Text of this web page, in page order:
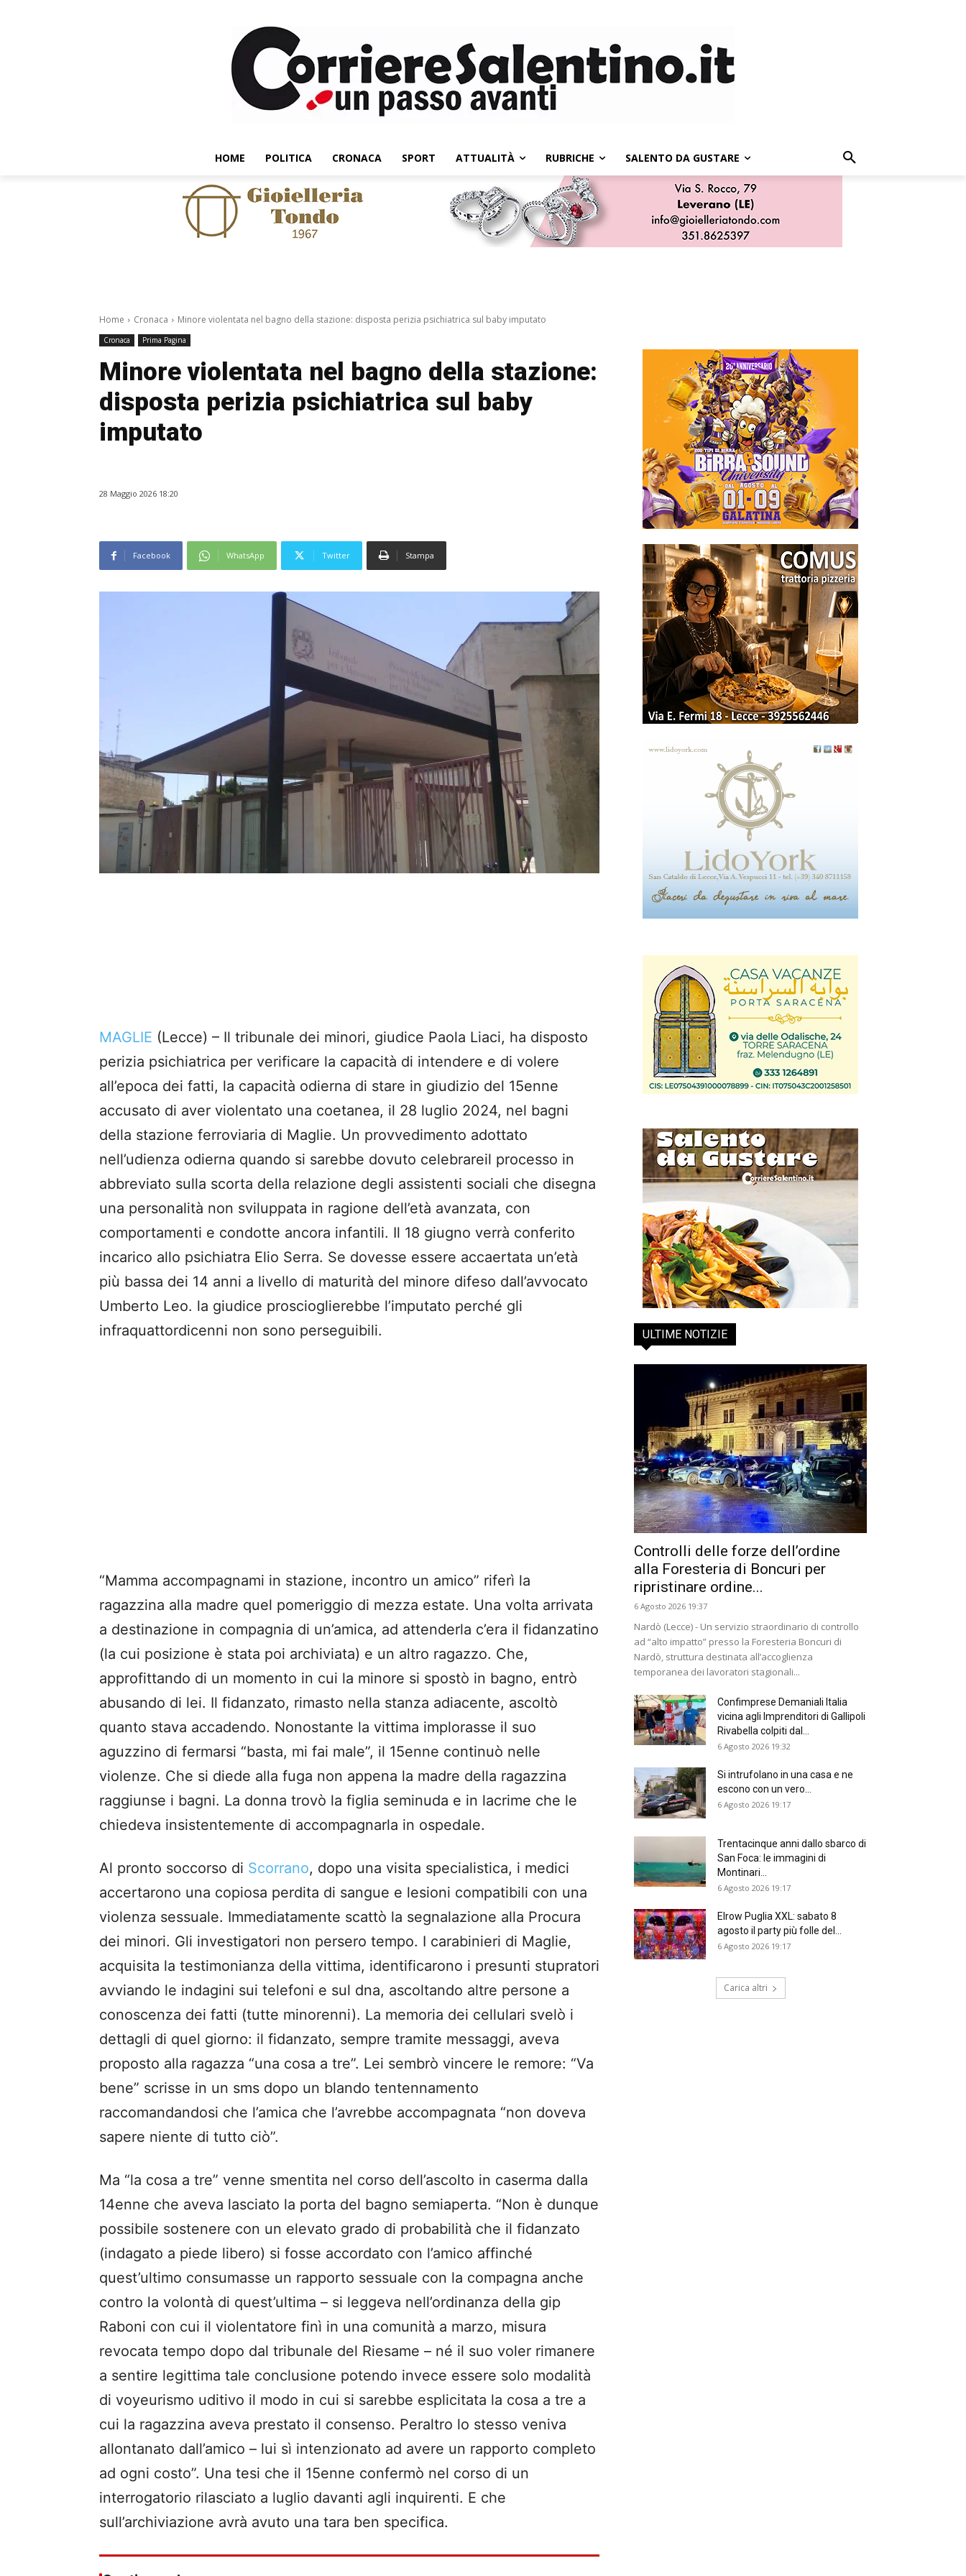
HOME POLITICA CRONACA SPORT ATTUALITÀ RUBRICHE SALENTO DA GUSTARE
Home Cronaca Minore violentata nel bagno della stazione: disposta perizia psichiatrica sul baby imputato
Cronaca Prima Pagina
Minore violentata nel bagno della stazione:
disposta perizia psichiatrica sul baby
imputato
28 Maggio 2026 18:20
Facebook WhatsApp Twitter Stampa
MAGLIE (Lecce) – Il tribunale dei minori, giudice Paola Liaci, ha disposto
perizia psichiatrica per verificare la capacità di intendere e di volere
all’epoca dei fatti, la capacità odierna di stare in giudizio del 15enne
accusato di aver violentato una coetanea, il 28 luglio 2024, nel bagni
della stazione ferroviaria di Maglie. Un provvedimento adottato
nell’udienza odierna quando si sarebbe dovuto celebrareil processo in
abbreviato sulla scorta della relazione degli assistenti sociali che disegna
una personalità non sviluppata in ragione dell’età avanzata, con
comportamenti e condotte ancora infantili. Il 18 giugno verrà conferito
incarico allo psichiatra Elio Serra. Se dovesse essere accaertata un’età
più bassa dei 14 anni a livello di maturità del minore difeso dall’avvocato
Umberto Leo. la giudice proscioglierebbe l’imputato perché gli
infraquattordicenni non sono perseguibili.
“Mamma accompagnami in stazione, incontro un amico” riferì la
ragazzina alla madre quel pomeriggio di mezza estate. Una volta arrivata
a destinazione in compagnia di un’amica, ad attenderla c’era il fidanzatino
(la cui posizione è stata poi archiviata) e un altro ragazzo. Che,
approfittando di un momento in cui la minore si spostò in bagno, entrò
abusando di lei. Il fidanzato, rimasto nella stanza adiacente, ascoltò
quanto stava accadendo. Nonostante la vittima implorasse il suo
aguzzino di fermarsi “basta, mi fai male”, il 15enne continuò nelle
violenze. Che si diede alla fuga non appena la madre della ragazzina
raggiunse i bagni. La donna trovò la figlia seminuda e in lacrime che le
chiedeva insistentemente di accompagnarla in ospedale.
Al pronto soccorso di Scorrano, dopo una visita specialistica, i medici
accertarono una copiosa perdita di sangue e lesioni compatibili con una
violenza sessuale. Immediatamente scattò la segnalazione alla Procura
dei minori. Gli investigatori non persero tempo. I carabinieri di Maglie,
acquisita la testimonianza della vittima, identificarono i presunti stupratori
avviando le indagini sui telefoni e sul dna, ascoltando altre persone a
conoscenza dei fatti (tutte minorenni). La memoria dei cellulari svelò i
dettagli di quel giorno: il fidanzato, sempre tramite messaggi, aveva
proposto alla ragazza “una cosa a tre”. Lei sembrò vincere le remore: “Va
bene” scrisse in un sms dopo un blando tentennamento
raccomandandosi che l’amica che l’avrebbe accompagnata “non doveva
sapere niente di tutto ciò”.
Ma “la cosa a tre” venne smentita nel corso dell’ascolto in caserma dalla
14enne che aveva lasciato la porta del bagno semiaperta. “Non è dunque
possibile sostenere con un elevato grado di probabilità che il fidanzato
(indagato a piede libero) si fosse accordato con l’amico affinché
quest’ultimo consumasse un rapporto sessuale con la compagna anche
contro la volontà di quest’ultima – si leggeva nell’ordinanza della gip
Raboni con cui il violentatore finì in una comunità a marzo, misura
revocata tempo dopo dal tribunale del Riesame – né il suo voler rimanere
a sentire legittima tale conclusione potendo invece essere solo modalità
di voyeurismo uditivo il modo in cui si sarebbe esplicitata la cosa a tre a
cui la ragazzina aveva prestato il consenso. Peraltro lo stesso veniva
allontanato dall’amico – lui sì intenzionato ad avere un rapporto completo
ad ogni costo”. Una tesi che il 15enne confermò nel corso di un
interrogatorio rilasciato a luglio davanti agli inquirenti. E che
sull’archiviazione avrà avuto una tara ben specifica.
ULTIME NOTIZIE
Controlli delle forze dell’ordine
alla Foresteria di Boncuri per
ripristinare ordine...
6 Agosto 2026 19:37
Nardò (Lecce) - Un servizio straordinario di controllo
ad “alto impatto” presso la Foresteria Boncuri di
Nardò, struttura destinata all’accoglienza
temporanea dei lavoratori stagionali...
Confimprese Demaniali Italia
vicina agli Imprenditori di Gallipoli
Rivabella colpiti dal...
6 Agosto 2026 19:32
Si intrufolano in una casa e ne
escono con un vero...
6 Agosto 2026 19:17
Trentacinque anni dallo sbarco di
San Foca: le immagini di
Montinari...
6 Agosto 2026 19:17
Elrow Puglia XXL: sabato 8
agosto il party più folle del...
6 Agosto 2026 19:17
Carica altri